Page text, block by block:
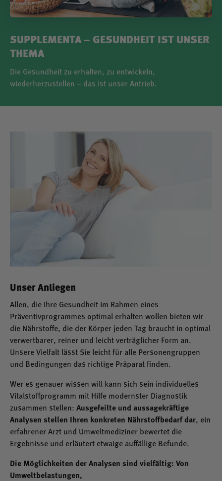
SUPPLEMENTA – GESUNDHEIT IST UNSER
THEMA
Die Gesundheit zu erhalten, zu entwickeln,
wiederherzustellen – das ist unser Antrieb.
Unser Anliegen
Allen, die Ihre Gesundheit im Rahmen eines
Präventivprogrammes optimal erhalten wollen bieten wir
die Nährstoffe, die der Körper jeden Tag braucht in optimal
verwertbarer, reiner und leicht verträglicher Form an.
Unsere Vielfalt lässt Sie leicht für alle Personengruppen
und Bedingungen das richtige Präparat finden.
Wer es genauer wissen will kann sich sein individuelles
Vitalstoffprogramm mit Hilfe modernster Diagnostik
zusammen stellen: Ausgefeilte und aussagekräftige
Analysen stellen Ihren konkreten Nährstoffbedarf dar, ein
erfahrener Arzt und Umweltmediziner bewertet die
Ergebnisse und erläutert etwaige auffällige Befunde.
Die Möglichkeiten der Analysen sind vielfältig: Von
Umweltbelastungen,